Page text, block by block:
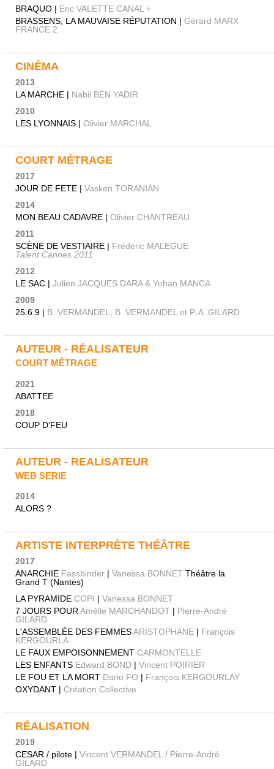
BRAQUO | Eric VALETTE CANAL +
BRASSENS, LA MAUVAISE RÉPUTATION | Gérard MARX
FRANCE 2
CINÉMA
2013
LA MARCHE | Nabil BEN YADIR
2010
LES LYONNAIS | Olivier MARCHAL
COURT MÉTRAGE
2017
JOUR DE FETE | Vasken TORANIAN
2014
MON BEAU CADAVRE | Olivier CHANTREAU
2011
SCÈNE DE VESTIAIRE | Frédéric MALEGUE
Talent Cannes 2011
2012
LE SAC | Julien JACQUES DARA & Yohan MANCA
2009
25.6.9 | B. VERMANDEL, B. VERMANDEL et P-A .GILARD
AUTEUR - RÉALISATEUR
COURT MÉTRAGE
2021
ABATTEE
2018
COUP D'FEU
AUTEUR - REALISATEUR
WEB SERIE
2014
ALORS ?
ARTISTE INTERPRÈTE THÉÂTRE
2017
ANARCHIE Fassbinder | Vanessa BONNET Théâtre la
Grand T (Nantes)
LA PYRAMIDE COPI | Vanessa BONNET
7 JOURS POURAmélie MARCHANDOT | Pierre-André
GILARD
L'ASSEMBLÉE DES FEMMESARISTOPHANE | François
KERGOURLA
LE FAUX EMPOISONNEMENT CARMONTELLE
LES ENFANTS Edward BOND | Vincent POIRIER
LE FOU ET LA MORT Dario FO | François KERGOURLAY
OXYDANT | Création Collective
RÉALISATION
2019
CESAR / pilote | Vincent VERMANDEL / Pierre-André
GILARD